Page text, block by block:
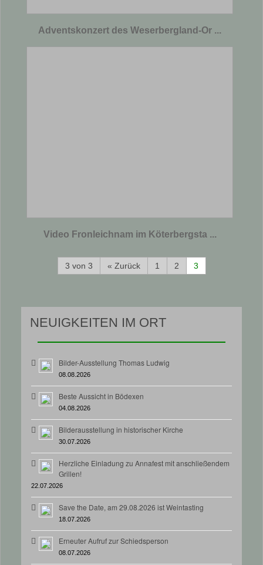
Adventskonzert des Weserbergland-Or ...
Video Fronleichnam im Köterbergsta ...
3 von 3 « Zurück 1 2 3
NEUIGKEITEN IM ORT
Bilder-Ausstellung Thomas Ludwig
08.08.2026
Beste Aussicht in Bödexen
04.08.2026
Bilderausstellung in historischer Kirche
30.07.2026
Herzliche Einladung zu Annafest mit anschließendem
Grillen!
22.07.2026
Save the Date, am 29.08.2026 ist Weintasting
18.07.2026
Erneuter Aufruf zur Schiedsperson
08.07.2026